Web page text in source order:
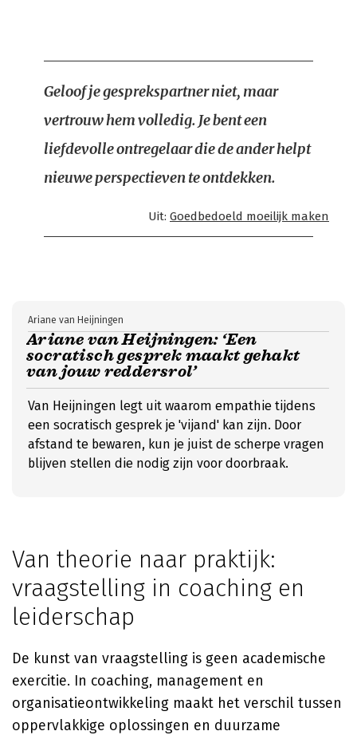
Geloof je gesprekspartner niet, maar
vertrouw hem volledig. Je bent een
liefdevolle ontregelaar die de ander helpt
nieuwe perspectieven te ontdekken.
Uit: Goedbedoeld moeilijk maken
Ariane van Heijningen: ‘Een
socratisch gesprek maakt gehakt
van jouw reddersrol’
Ariane van Heijningen
Van Heijningen legt uit waarom empathie tijdens
een socratisch gesprek je 'vijand' kan zijn. Door
afstand te bewaren, kun je juist de scherpe vragen
blijven stellen die nodig zijn voor doorbraak.
Van theorie naar praktijk:
vraagstelling in coaching en
leiderschap
De kunst van vraagstelling is geen academische
exercitie. In coaching, management en
organisatieontwikkeling maakt het verschil tussen
oppervlakkige oplossingen en duurzame